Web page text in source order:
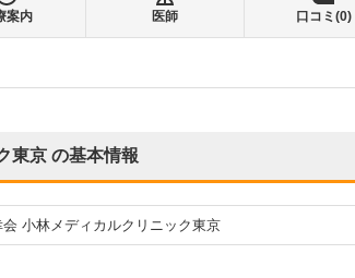
案内 医師 口コミ(0)
東京 の基本情報
小林メディカルクリニック東京